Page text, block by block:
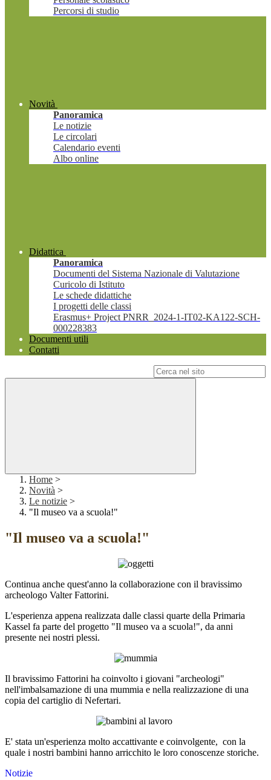
Percorsi di studio
Novità
Panoramica
Le notizie
Le circolari
Calendario eventi
Albo online
Didattica
Panoramica
Documenti del Sistema Nazionale di Valutazione
Curicolo di Istituto
Le schede didattiche
I progetti delle classi
Erasmus+ Project PNRR_2024-1-IT02-KA122-SCH-
000228383
Documenti utili
Contatti
Home >
Novità >
Le notizie >
"Il museo va a scuola!"
"Il museo va a scuola!"
Continua anche quest'anno la collaborazione con il bravissimo
archeologo Valter Fattorini.
L'esperienza appena realizzata dalle classi quarte della Primaria
Kassel fa parte del progetto "Il museo va a scuola!", da anni
presente nei nostri plessi.
Il bravissimo Fattorini ha coinvolto i giovani "archeologi"
nell'imbalsamazione di una mummia e nella realizzazione di una
copia del cartiglio di Nefertari.
E' stata un'esperienza molto accattivante e coinvolgente, con la
quale i nostri bambini hanno arricchito le loro conoscenze storiche.
Notizie